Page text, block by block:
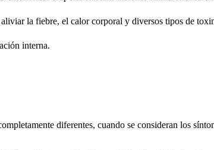
la fiebre, el calor corporal y diversos tipos de
interna.
diferentes, cuando se consideran los